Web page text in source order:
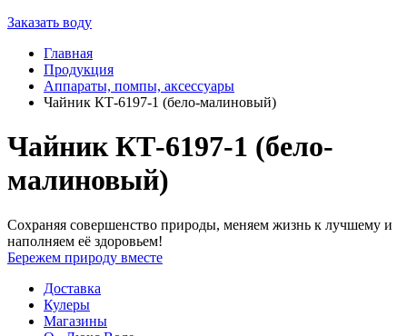
Заказать воду
Главная
Продукция
Аппараты, помпы, аксессуары
Чайник КТ-6197-1 (бело-малиновый)
Чайник КТ-6197-1 (бело-
малиновый)
Сохраняя совершенство природы, меняем жизнь к лучшему и
наполняем её здоровьем!
Бережем природу вместе
Доставка
Кулеры
Магазины